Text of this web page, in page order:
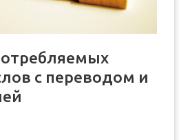
с переводом и